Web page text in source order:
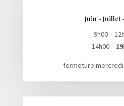
Juin - Juillet
9h00 –
14h00 –
fermeture